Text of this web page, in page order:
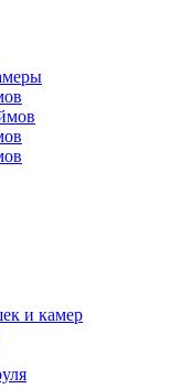
и камер